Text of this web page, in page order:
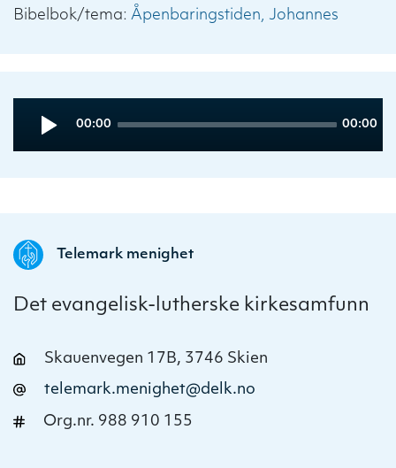
Bibelbok/tema: Åpenbaringstiden Johannes
Player
Current
00:00
Total
00:00
Telemark menighet
Det evangelisk-lutherske kirkesamfunn
Skauenvegen 17B, 3746 Skien
telemark.menighet@delk.no
Org.nr. 988 910 155